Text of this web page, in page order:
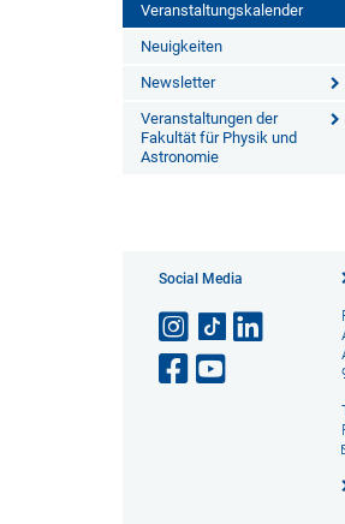
Veranstaltungskalender
Neuigkeiten
Newsletter
Veranstaltungen der
Fakultät für Physik und
Astronomie
Social Media